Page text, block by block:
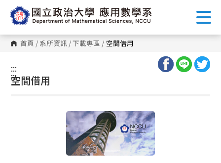
到
主
內
容 首頁 / 系所資訊 /下載專區 / 空間借用
:::
:::
空間借用